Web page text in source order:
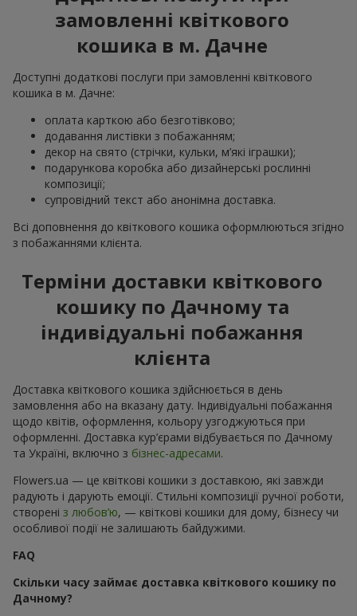
замовленні квіткового
кошика в м. Дачне
Доступні додаткові послуги при замовленні квіткового
кошика в м. Дачне:
оплата карткою або безготівково;
додавання листівки з побажанням;
декор на свято (стрічки, кульки, м’які іграшки);
подарункова коробка або дизайнерські рослинні
композиції;
супровідний текст або анонімна доставка.
Всі доповнення до квіткового кошика оформлюються згідно
з побажаннями клієнта.
Терміни доставки квіткового
кошику по Дачному та
індивідуальні побажання
клієнта
Доставка квіткового кошика здійснюється в день
замовлення або на вказану дату. Індивідуальні побажання
щодо квітів, оформлення, кольору узгоджуються при
оформленні. Доставка кур’єрами відбувається по Дачному
та Україні, включно з бізнес-адресами.
Flowers.ua — це квіткові кошики з доставкою, які завжди
радують і дарують емоції. Стильні композиції ручної роботи,
створені з любов’ю, — квіткові кошики для дому, бізнесу чи
особливої події не залишають байдужими.
FAQ
Скільки часу займає доставка квіткового кошику по
Дачному?